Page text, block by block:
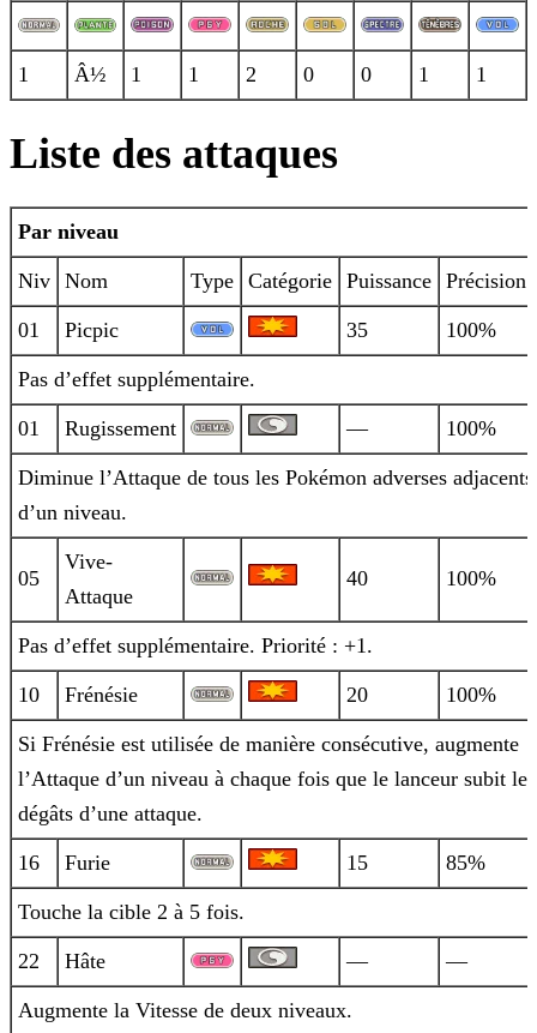
1 Â½ 1 1 2 0 0 1 1
Liste des attaques
Par niveau
Niv Nom Type Catégorie Puissance Précision
01 Picpic 35 100%
Pas d’effet supplémentaire.
01 Rugissement — 100%
Diminue l’Attaque de tous les Pokémon adverses adjacents
d’un niveau.
05
Vive-
Attaque
40 100%
Pas d’effet supplémentaire. Priorité : +1.
10 Frénésie 20 100%
Si Frénésie est utilisée de manière consécutive, augmente
l’Attaque d’un niveau à chaque fois que le lanceur subit les
dégâts d’une attaque.
16 Furie 15 85%
Touche la cible 2 à 5 fois.
22 Hâte — —
Augmente la Vitesse de deux niveaux.